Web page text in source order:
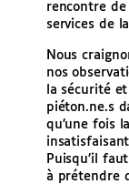
rencontre de
services de
Nous
nos
la sécurité
piéton.ne.s
qu’une fois
Puisqu’il
à prétendre